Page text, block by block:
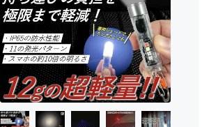
テクノロジー・ガジェット
映像・映画
ビジネス・起業